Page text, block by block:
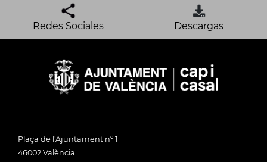
Redes Sociales Descargas
Plaça de l'Ajuntament nº 1
46002 València